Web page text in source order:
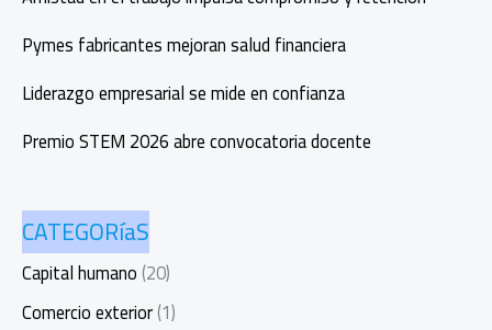
Pymes fabricantes mejoran salud financiera
Liderazgo empresarial se mide en confianza
Premio STEM 2026 abre convocatoria docente
CATEGORíaS
Capital humano(20)
Comercio exterior(1)